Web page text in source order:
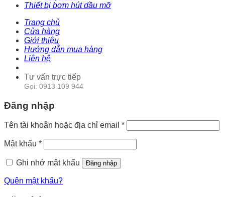
Thiết bị bơm hút dầu mỡ
Trang chủ
Cửa hàng
Giới thiệu
Hướng dẫn mua hàng
Liên hệ
Tư vấn trực tiếp
Gọi: 0913 109 944
Đăng nhập
Tên tài khoản hoặc địa chỉ email *
Mật khẩu *
Ghi nhớ mật khẩu Đăng nhập
Quên mật khẩu?